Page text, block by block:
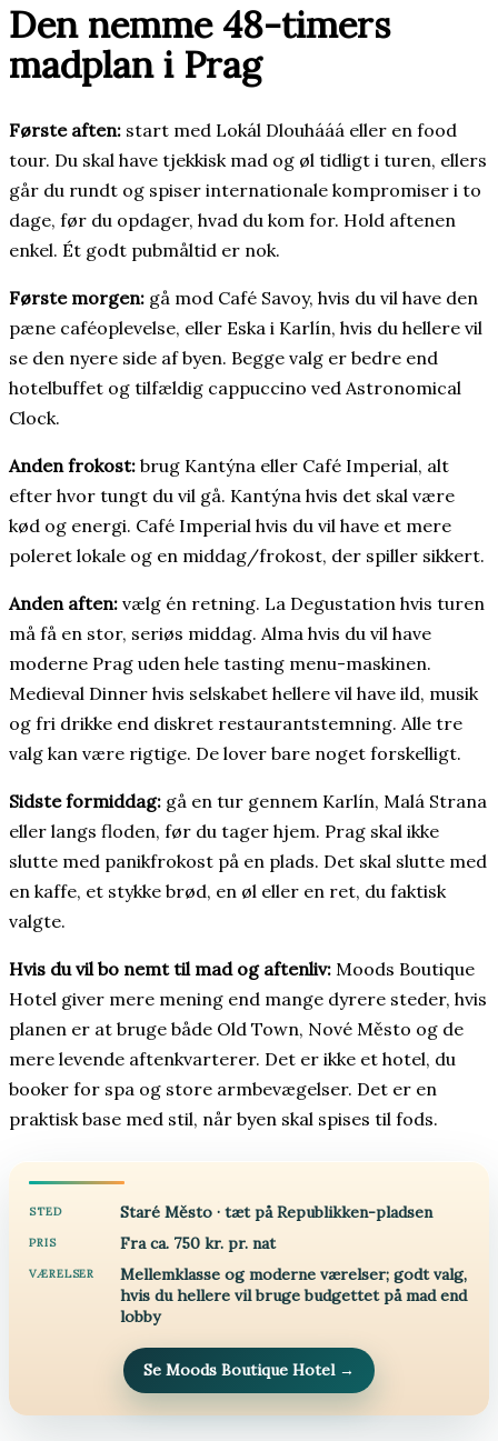
Den nemme 48-timers
madplan i Prag
Første aften: start med Lokál Dlouhááá eller en food
tour. Du skal have tjekkisk mad og øl tidligt i turen, ellers
går du rundt og spiser internationale kompromiser i to
dage, før du opdager, hvad du kom for. Hold aftenen
enkel. Ét godt pubmåltid er nok.
Første morgen: gå mod Café Savoy, hvis du vil have den
pæne caféoplevelse, eller Eska i Karlín, hvis du hellere vil
se den nyere side af byen. Begge valg er bedre end
hotelbuffet og tilfældig cappuccino ved Astronomical
Clock.
Anden frokost: brug Kantýna eller Café Imperial, alt
efter hvor tungt du vil gå. Kantýna hvis det skal være
kød og energi. Café Imperial hvis du vil have et mere
poleret lokale og en middag/frokost, der spiller sikkert.
Anden aften: vælg én retning. La Degustation hvis turen
må få en stor, seriøs middag. Alma hvis du vil have
moderne Prag uden hele tasting menu-maskinen.
Medieval Dinner hvis selskabet hellere vil have ild, musik
og fri drikke end diskret restaurantstemning. Alle tre
valg kan være rigtige. De lover bare noget forskelligt.
Sidste formiddag: gå en tur gennem Karlín, Malá Strana
eller langs floden, før du tager hjem. Prag skal ikke
slutte med panikfrokost på en plads. Det skal slutte med
en kaffe, et stykke brød, en øl eller en ret, du faktisk
valgte.
Hvis du vil bo nemt til mad og aftenliv: Moods Boutique
Hotel giver mere mening end mange dyrere steder, hvis
planen er at bruge både Old Town, Nové Město og de
mere levende aftenkvarterer. Det er ikke et hotel, du
booker for spa og store armbevægelser. Det er en
praktisk base med stil, når byen skal spises til fods.
STED Staré Město · tæt på Republikken-pladsen
PRIS Fra ca. 750 kr. pr. nat
VÆRELSER
Mellemklasse og moderne værelser; godt valg,
hvis du hellere vil bruge budgettet på mad end
lobby
Se Moods Boutique Hotel →